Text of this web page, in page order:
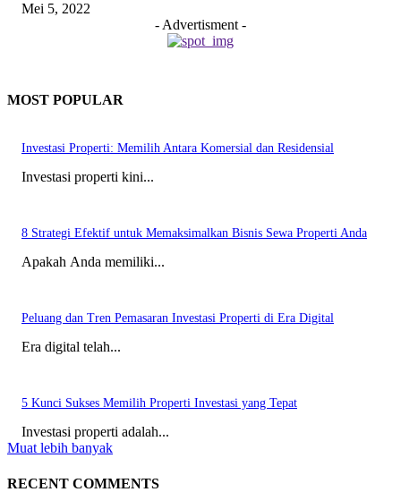
Mei 5, 2022
- Advertisment -
MOST POPULAR
Investasi Properti: Memilih Antara Komersial dan Residensial
Investasi properti kini...
8 Strategi Efektif untuk Memaksimalkan Bisnis Sewa Properti Anda
Apakah Anda memiliki...
Peluang dan Tren Pemasaran Investasi Properti di Era Digital
Era digital telah...
5 Kunci Sukses Memilih Properti Investasi yang Tepat
Investasi properti adalah...
Muat lebih banyak
RECENT COMMENTS